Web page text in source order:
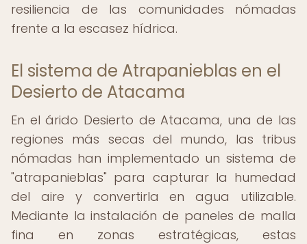
resiliencia de las comunidades nómadas
frente a la escasez hídrica.
El sistema de Atrapanieblas en el
Desierto de Atacama
En el árido Desierto de Atacama, una de las
regiones más secas del mundo, las tribus
nómadas han implementado un sistema de
"atrapanieblas" para capturar la humedad
del aire y convertirla en agua utilizable.
Mediante la instalación de paneles de malla
fina en zonas estratégicas, estas